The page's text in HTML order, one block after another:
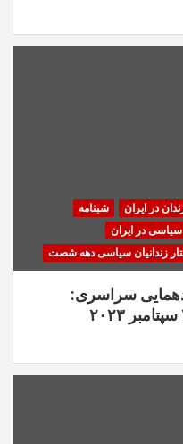
در ایران
شبنامه
سیاسی در ایران
زندانیان سیاسی دهه شصت
سراسری: